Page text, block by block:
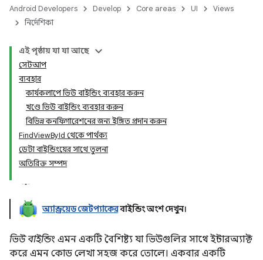
Android Developers Develop Core areas UI
Views
নির্দেশিকা
এই পৃষ্ঠায় যা যা আছে
সেটআপ
ব্যবহার
কার্যকলাপে ভিউ বাইন্ডিং ব্যবহার করুন
খণ্ডে ভিউ বাইন্ডিং ব্যবহার করুন
বিভিন্ন কনফিগারেশনের জন্য ইঙ্গিত প্রদান করুন
FindViewById থেকে পার্থক্য
ডেটা বাইন্ডিংয়ের সাথে তুলনা
অতিরিক্ত সম্পদ
অ্যান্ড্রয়েড জেটপ্যাকেরবাইন্ডিং অংশ দেখুন।
ভিউ বাইন্ডিং এমন একটি বৈশিষ্ট্য যা ভিউগুলির সাথে ইন্টারঅ্যাক্ট
করে এমন কোড লেখা সহজ করে তোলে। একবার একটি